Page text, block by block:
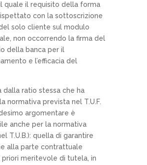
quale il requisito della forma
con la sottoscrizione
solo cliente sul modulo
non occorrendo la firma del
della banca per il
e l’efficacia del
dalla ratio stessa che ha
normativa prevista nel T.U.F.
argomentare è
anche per la normativa
T.U.B.): quella di garantire
alla parte contrattuale
priori meritevole di tutela, in